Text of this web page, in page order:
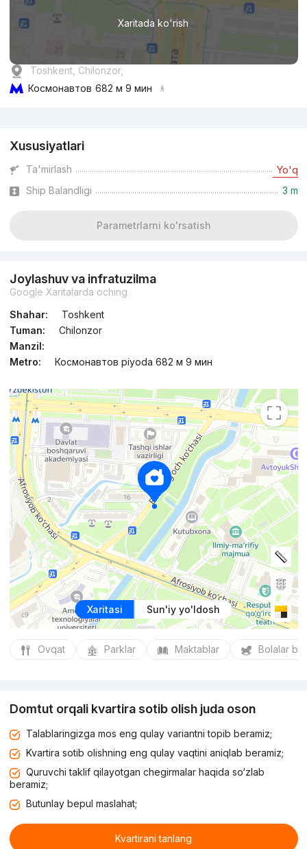
Xaritada ko'rish
Toshkent, Chilonzor,
Космонавтов 682 м 9 мин
Xususiyatlari
Ta'mirlash Yo'q
Ship Balandligi 3 m
Parametrlarni ko'rsatish
Joylashuv va infratuzilma
Google Xaritalarda oching
Shahar:
Toshkent
Tuman:
Chilonzor
Manzil:
Metro:
Космонавтов piyoda 682 м 9 мин
Xaritasi Sun'iy yo'ldosh
Ovqat Parklar Maktablar Bolalar
Domtut orqali kvartira sotib olish juda oson
Talablaringizga mos eng qulay variantni topib beramiz;
Kvartira sotib olishning eng qulay vaqtini aniqlab beramiz;
Quruvchi taklif qilayotgan chegirmalar haqida so‘zlab
beramiz;
Butunlay bepul maslahat;
Kvartirani tanlang